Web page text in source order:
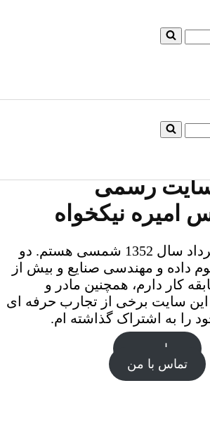
ها
دانش
رسمی
امیره نیکخواه
من متولد 8 مرداد سال 1352 شمسی هستم. دو
داده و مهندسی صنایع و بیش از
کار دارم، همچنین مادر و
سایت برخی از تجارب حرفه ای
را به اشتراک گذاشته ام.
درباره من
تماس با من